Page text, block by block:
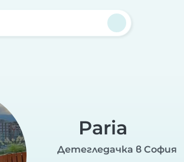
Paria
Детегледачка в София